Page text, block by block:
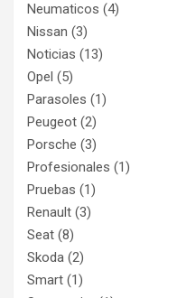
Neumaticos (4)
Nissan (3)
Noticias (13)
Opel (5)
Parasoles (1)
Peugeot (2)
Porsche (3)
Profesionales (1)
Pruebas (1)
Renault (3)
Seat (8)
Skoda (2)
Smart (1)